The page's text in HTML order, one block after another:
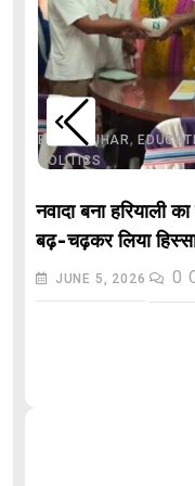
BIHAR,BIHAR,
POLITICS
नवादा बना हरियाली
बढ़-चढ़कर लिया
JUNE 5, 2026 0